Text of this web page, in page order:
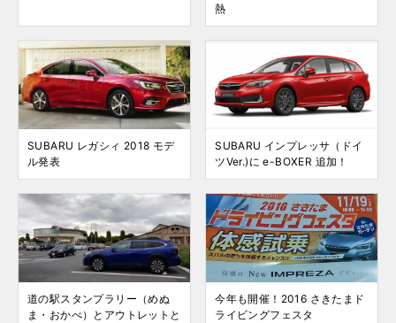
熱
SUBARU レガシィ 2018 モデ
ル発表
SUBARU インプレッサ（ドイ
ツVer.)に e-BOXER 追加！
道の駅スタンプラリー（めぬ
ま・おかべ）とアウトレットと
今年も開催！2016 さきたまド
ライビングフェスタ